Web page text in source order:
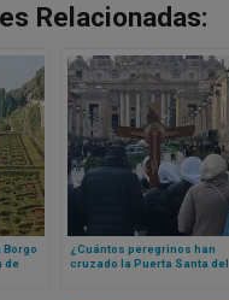
Relacionadas:
Borgo
de
¿Cuántos peregrinos han
cruzado la Puerta Santa del